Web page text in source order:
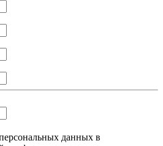
данных в